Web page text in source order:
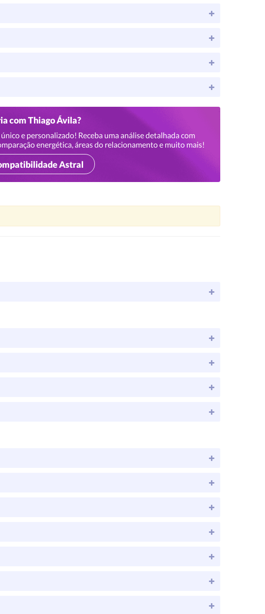
com Thiago Ávila?
e personalizado! Receba uma análise detalhada com
energética, áreas do relacionamento e muito mais!
Astral